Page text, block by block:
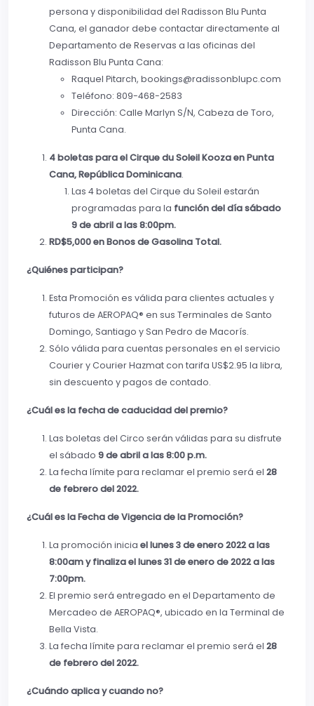
persona y disponibilidad del Radisson Blu Punta
Cana, el ganador debe contactar directamente al
Departamento de Reservas a las oficinas del
Radisson Blu Punta Cana:
Raquel Pitarch, bookings@radissonblupc.com
Teléfono: 809-468-2583
Dirección: Calle Marlyn S/N, Cabeza de Toro,
Punta Cana.
4 boletas para el Cirque du Soleil Kooza en Punta
Cana, República Dominicana.
Las 4 boletas del Cirque du Soleil estarán
programadas para la función del día sábado
9 de abril a las 8:00pm.
RD$5,000 en Bonos de Gasolina Total.
¿Quiénes participan?
Esta Promoción es válida para clientes actuales y
futuros de AEROPAQ® en sus Terminales de Santo
Domingo, Santiago y San Pedro de Macorís.
Sólo válida para cuentas personales en el servicio
Courier y Courier Hazmat con tarifa US$2.95 la libra,
sin descuento y pagos de contado.
¿Cuál es la fecha de caducidad del premio?
Las boletas del Circo serán válidas para su disfrute
el sábado 9 de abril a las 8:00 p.m.
La fecha límite para reclamar el premio será el 28
de febrero del 2022.
¿Cuál es la Fecha de Vigencia de la Promoción?
La promoción inicia el lunes 3 de enero 2022 a las
8:00am y finaliza el lunes 31 de enero de 2022 a las
7:00pm.
El premio será entregado en el Departamento de
Mercadeo de AEROPAQ®, ubicado en la Terminal de
Bella Vista.
La fecha límite para reclamar el premio será el 28
de febrero del 2022.
¿Cuándo aplica y cuando no?